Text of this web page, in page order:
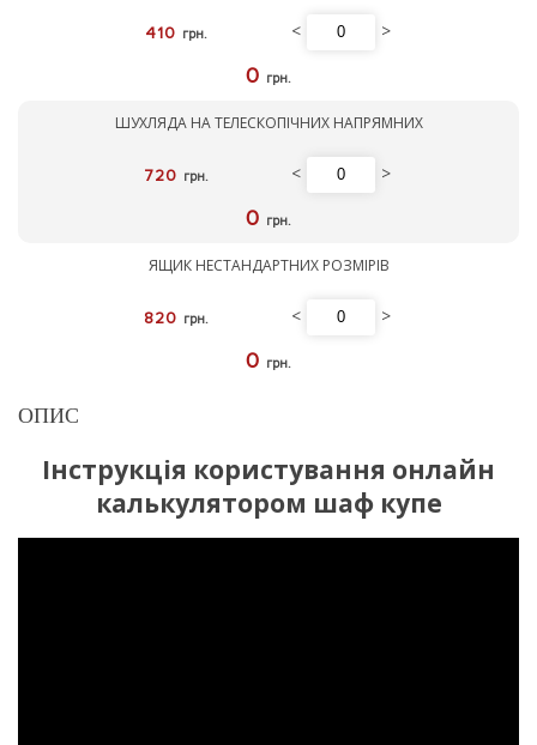
410 грн. < >
0 грн.
ШУХЛЯДА НА ТЕЛЕСКОПІЧНИХ НАПРЯМНИХ
720 грн. < >
0 грн.
ЯЩИК НЕСТАНДАРТНИХ РОЗМІРІВ
820 грн. < >
0 грн.
ОПИС
Інструкція користування онлайн
калькулятором шаф купе